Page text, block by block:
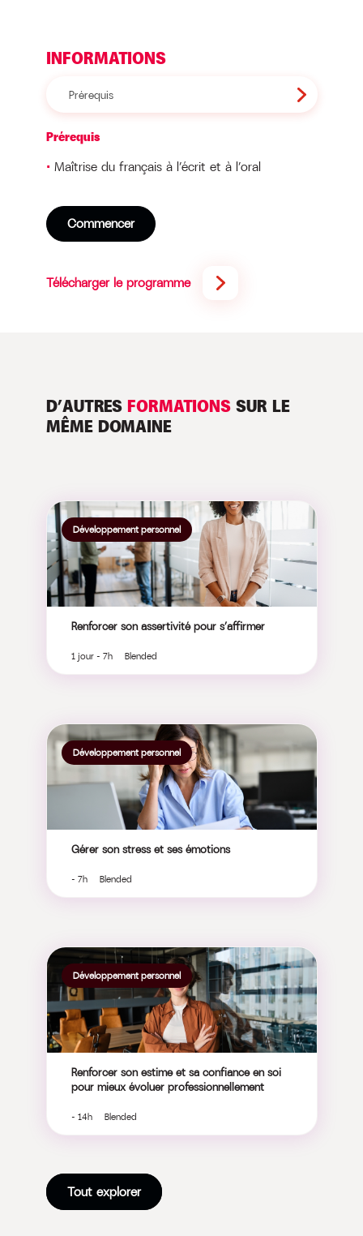
INFORMATIONS
Prérequis
Prérequis
Maîtrise du français à l’écrit et à l’oral
Commencer
Télécharger le programme
D’AUTRES FORMATIONSSUR LE
MÊME DOMAINE
Développement personnel
Renforcer son assertivité pour s’affirmer
1 jour - 7h Blended
Développement personnel
Gérer son stress et ses émotions
- 7h Blended
Développement personnel
Renforcer son estime et sa confiance en soi
pour mieux évoluer professionnellement
- 14h Blended
Tout explorer